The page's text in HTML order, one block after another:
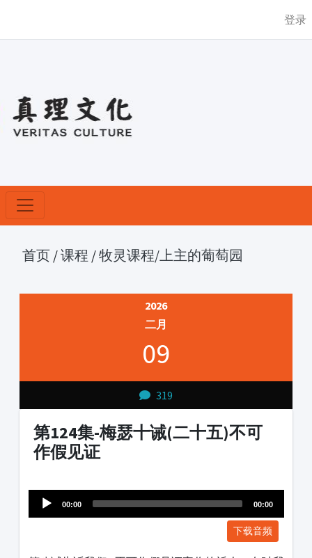
登录
首页 /课程 /牧灵课程/上主的葡萄园
2026
二月
09
319
第124集-梅瑟十诫(二十五)不可
作假见证
Player
00:00 00:00
下载音频